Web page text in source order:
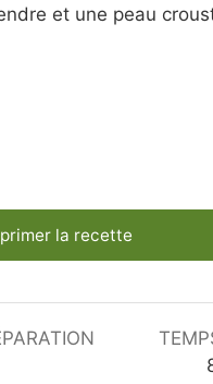
et une peau
la recette